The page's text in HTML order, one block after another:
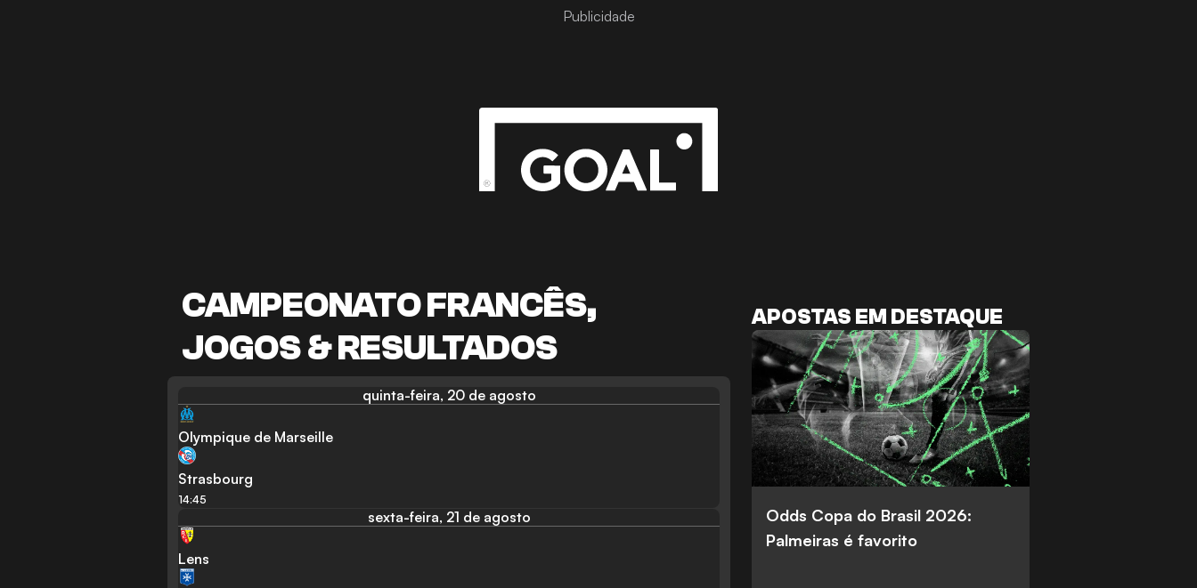
Publicidade
CAMPEONATO FRANCÊS,
JOGOS & RESULTADOS
quinta-feira, 20 de agosto
Olympique de Marseille
Strasbourg
14:45
sexta-feira, 21 de agosto
Lens
APOSTAS EM DESTAQUE
Odds Copa do Brasil 2026:
Palmeiras é favorito